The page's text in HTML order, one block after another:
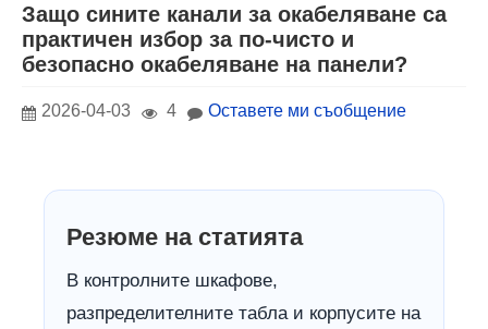
Защо сините канали за окабеляване са
практичен избор за по-чисто и
безопасно окабеляване на панели?
2026-04-03 4 Оставете ми съобщение
Резюме на статията
В контролните шкафове,
разпределителните табла и корпусите на